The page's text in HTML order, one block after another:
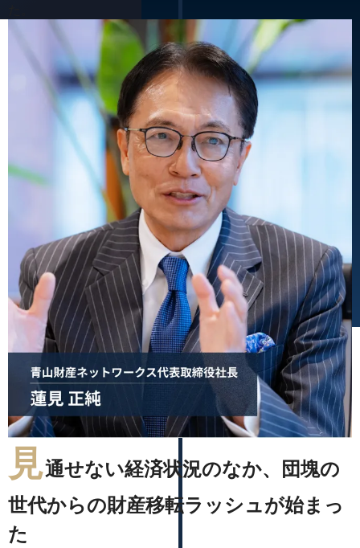
見通せない経済状況のなか、団塊の
世代からの財産移転ラッシュが始まっ
た